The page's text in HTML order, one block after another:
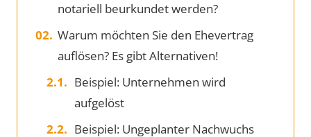
notariell beurkundet werden?
Warum möchten Sie den Ehevertrag
auflösen? Es gibt Alternativen!
Beispiel: Unternehmen wird
aufgelöst
Beispiel: Ungeplanter Nachwuchs